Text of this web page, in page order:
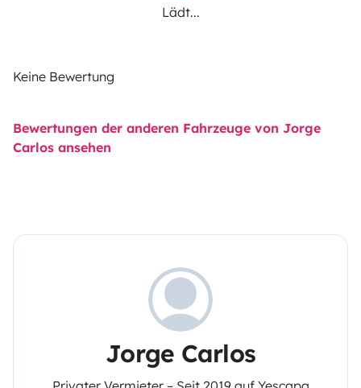
Lädt...
Keine Bewertung
Bewertungen der anderen Fahrzeuge von Jorge
Carlos ansehen
Jorge Carlos